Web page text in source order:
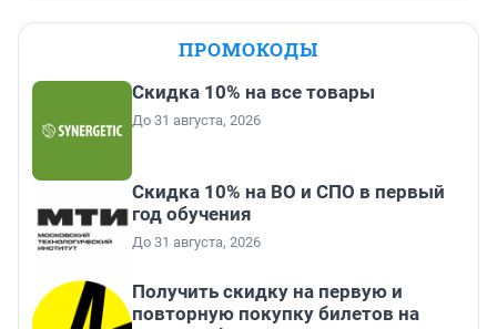
ПРОМОКОДЫ
Скидка 10% на все товары
До 31 августа, 2026
Скидка 10% на ВО и СПО в первый
год обучения
До 31 августа, 2026
Получить скидку на первую и
повторную покупку билетов на